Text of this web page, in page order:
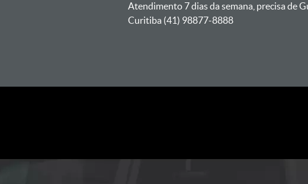
Atendimento 7 dias da semana, precisa de
Curitiba (41) 98877-8888